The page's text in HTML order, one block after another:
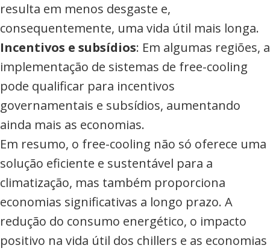
resulta em menos desgaste e,
consequentemente, uma vida útil mais longa.
Incentivos e subsídios: Em algumas regiões, a
implementação de sistemas de free-cooling
pode qualificar para incentivos
governamentais e subsídios, aumentando
ainda mais as economias.
Em resumo, o free-cooling não só oferece uma
solução eficiente e sustentável para a
climatização, mas também proporciona
economias significativas a longo prazo. A
redução do consumo energético, o impacto
positivo na vida útil dos chillers e as economias